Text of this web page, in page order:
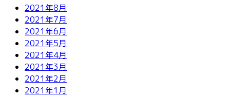
2021年8月
2021年7月
2021年6月
2021年5月
2021年4月
2021年3月
2021年2月
2021年1月